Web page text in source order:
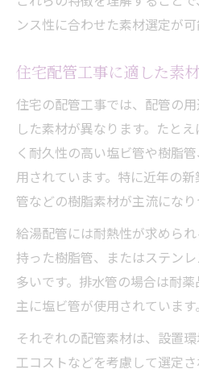
鉄管や樹脂管など配管工
配管工事で使われる
配管工事素材は給水
る
配管工事における各
サビやメンテナンス
配管工事の主流素材
配管工事の素材選び
給湯・給水・排水で
配管工事で重視した
配管工事素材選定で
ンス性に合わせた素材選定が可
住宅配管工事に適した素
住宅の配管工事では、配管の
した素材が異なります。たと
く耐久性の高い塩ビ管や樹脂
用されています。特に近年の
管などの樹脂素材が主流になり
給湯配管には耐熱性が求めら
持った樹脂管、またはステン
多いです。排水管の場合は耐薬
主に塩ビ管が使用されています。
それぞれの配管素材は、設置
工コストなどを考慮して選定